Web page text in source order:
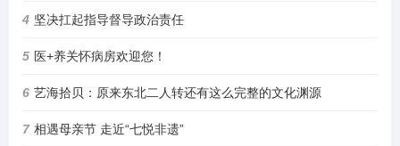
4 坚决扛起指导督导政治责任
5 医+养关怀病房欢迎您！
6 艺海拾贝：原来东北二人转还有这么完整的文化渊源
7 相遇母亲节 走近“七悦非遗”